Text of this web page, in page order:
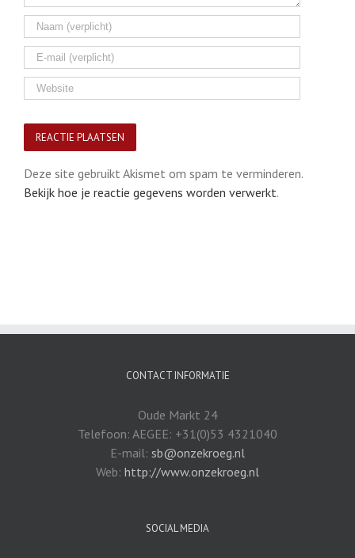
Deze site gebruikt Akismet om spam te verminderen.
Bekijk hoe je reactie gegevens worden verwerkt.
CONTACT INFORMATIE
Oude Markt 24
Telefoon: AEGEE: +31(0)53 4321040
E-mail: sb@onzekroeg.nl
Web: http://www.onzekroeg.nl
SOCIAL MEDIA